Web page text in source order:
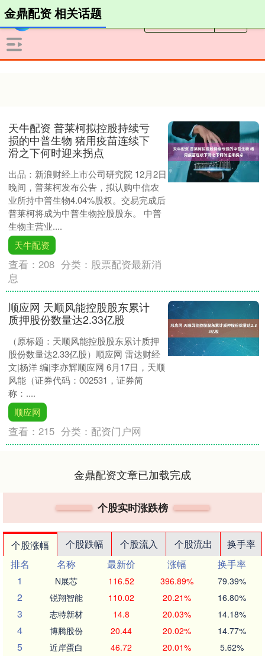
金鼎配资 相关话题
天牛配资 普莱柯拟控股持续亏
损的中普生物 猪用疫苗连续下
滑之下何时迎来拐点
出品：新浪财经上市公司研究院 12月2日
晚间，普莱柯发布公告，拟认购中信农
业所持中普生物4.04%股权。交易完成后
普莱柯将成为中普生物控股股东。 中普
生物主营业....
天牛配资
查看：208 分类： 股票配资最新消
息
顺应网 天顺风能控股股东累计
质押股份数量达2.33亿股
（原标题：天顺风能控股股东累计质押
股份数量达2.33亿股）顺应网 雷达财经
文|杨洋 编|李亦辉顺应网 6月17日，天顺
风能（证券代码：002531，证券简
称：....
顺应网
查看：215 分类： 配资门户网
金鼎配资文章已加载完成
个股实时涨跌榜
个股涨幅 个股跌幅 个股流入 个股流出
换手率
排名
名称 最新价 涨幅
换手率
1
N展芯 116.52 396.89% 79.39%
2 锐翔智能 110.02 20.21% 16.80%
3 志特新材 14.8 20.03% 14.18%
4 博腾股份 20.44 20.02% 14.77%
5 近岸蛋白 46.72 20.01% 5.62%